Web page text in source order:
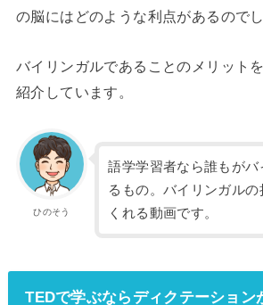
の脳にはどのような利点があるので
バイリンガルであることのメリット
紹介しています。
ひのそう
語学学習者なら誰もが
るもの。バイリンガルの
くれる動画です。
TEDで学ぶならディクテーション